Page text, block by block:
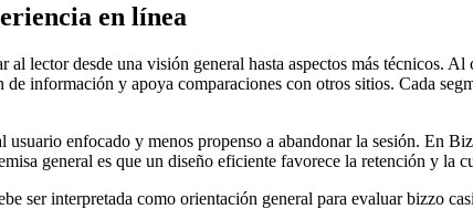
en línea
al lector desde una visión general hasta aspectos más técnicos.
información y apoya comparaciones con otros sitios. Cada
enfocado y menos propenso a abandonar la sesión. En
general es que un diseño eficiente favorece la retención y la
ser interpretada como orientación general para evaluar bizzo